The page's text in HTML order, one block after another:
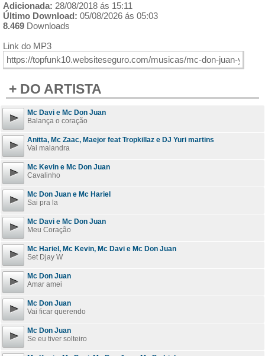
Adicionada: 28/08/2018 ás 15:11
Último Download: 05/08/2026 ás 05:03
8.469 Downloads
Link do MP3
+ DO ARTISTA
Mc Davi e Mc Don Juan
Balança o coração
Anitta, Mc Zaac, Maejor feat Tropkillaz e DJ Yuri martins
Vai malandra
Mc Kevin e Mc Don Juan
Cavalinho
Mc Don Juan e Mc Hariel
Sai pra la
Mc Davi e Mc Don Juan
Meu Coração
Mc Hariel, Mc Kevin, Mc Davi e Mc Don Juan
Set Djay W
Mc Don Juan
Amar amei
Mc Don Juan
Vai ficar querendo
Mc Don Juan
Se eu tiver solteiro